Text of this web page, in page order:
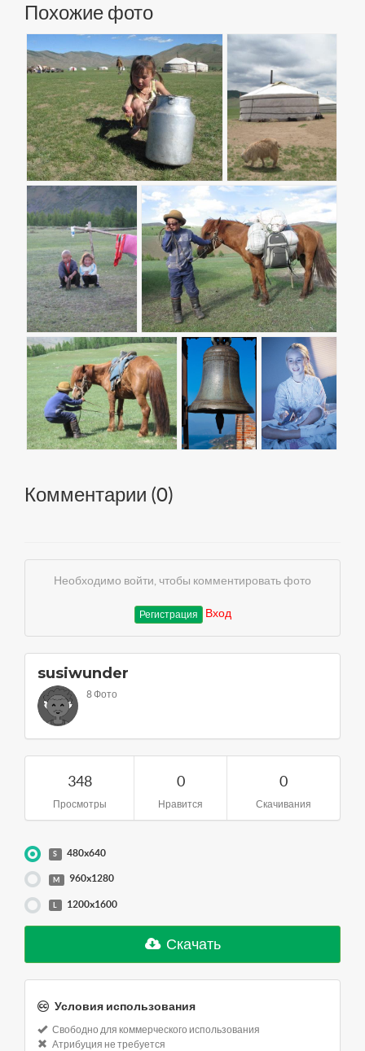
Похожие фото
Комментарии (0)
Необходимо войти, чтобы комментировать фото
Регистрация Вход
susiwunder
8 Фото
348
Просмотры
0
Нравится
0
Скачивания
S 480x640
M 960x1280
1200x1600
Скачать
Условия использования
Свободно для коммерческого использования
Атрибуция не требуется